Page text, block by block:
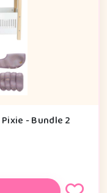
- Bundle 2